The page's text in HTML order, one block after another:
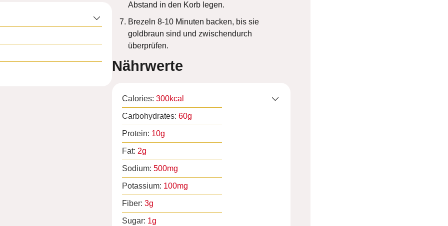
Abstand in den Korb legen.
Brezeln 8-10 Minuten backen, bis sie
goldbraun sind und zwischendurch
überprüfen.
Nährwerte
Calories: 300kcal
Carbohydrates: 60g
Protein: 10g
Fat: 2g
Sodium: 500mg
Potassium: 100mg
Fiber: 3g
Sugar: 1g